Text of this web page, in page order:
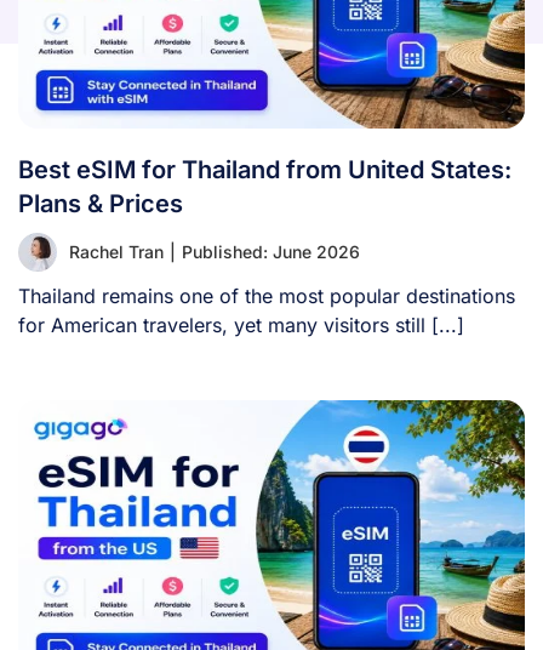
Best eSIM for Thailand from United States:
Plans & Prices
Rachel Tran Published: June 2026
Thailand remains one of the most popular destinations
for American travelers, yet many visitors still [...]